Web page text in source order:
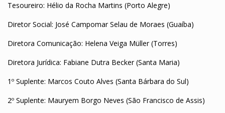
Tesoureiro: Hélio da Rocha Martins (Porto Alegre)
Diretor Social: José Campomar Selau de Moraes (Guaíba)
Diretora Comunicação: Helena Veiga Müller (Torres)
Diretora Jurídica: Fabiane Dutra Becker (Santa Maria)
1º Suplente: Marcos Couto Alves (Santa Bárbara do Sul)
2º Suplente: Mauryem Borgo Neves (São Francisco de Assis)